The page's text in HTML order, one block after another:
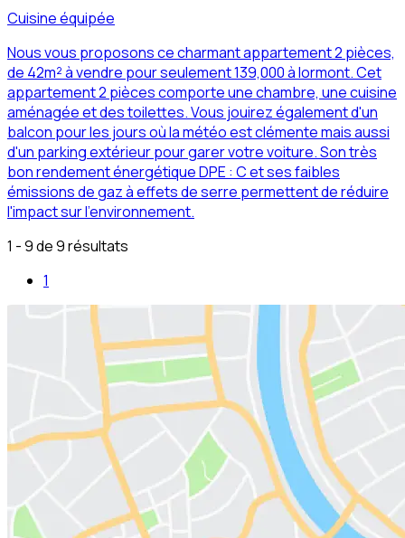
Cuisine équipée
Nous vous proposons ce charmant appartement 2 pièces,
de 42m² à vendre pour seulement 139,000 à lormont. Cet
appartement 2 pièces comporte une chambre, une cuisine
aménagée et des toilettes. Vous jouirez également d'un
balcon pour les jours où la météo est clémente mais aussi
d'un parking extérieur pour garer votre voiture. Son très
bon rendement énergétique DPE : C et ses faibles
émissions de gaz à effets de serre permettent de réduire
l'impact sur l'environnement.
1 - 9 de 9 résultats
1